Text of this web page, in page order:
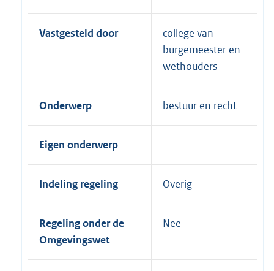
Vastgesteld door
college van
burgemeester en
wethouders
Onderwerp bestuur en recht
Eigen onderwerp
Indeling regeling Overig
Regeling onder de
Omgevingswet
Nee